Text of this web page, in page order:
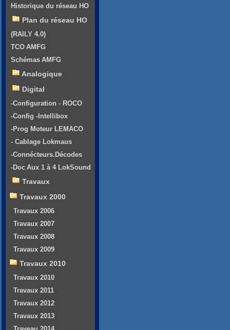
Historique du réseau HO
Plan du réseau HO
(RAILY 4.0)
TCO AMFG
Schémas AMFG
Analogique
Digital
-Configuration - ROCO
-Config -Intellibox
-Prog Moteur LEMACO
- Cablage Lokmaus
-Connécteurs.Décodes
-Doc Aux 1 à 4 LokSound
Travaux
Travaux 2000
Travaux 2006
Travaux 2007
Travaux 2008
Travaux 2009
Travaux 2010
Travaux 2010
Travaux 2011
Travaux 2012
Travaux 2013